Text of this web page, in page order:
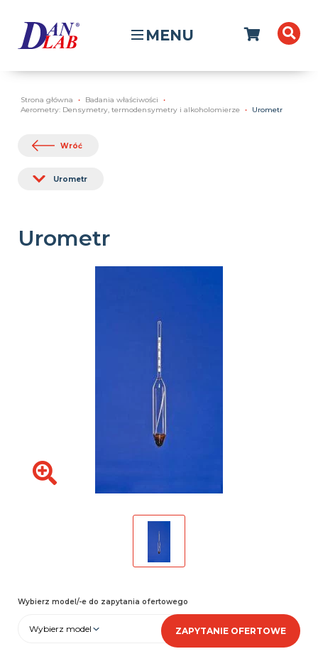
MENU
Strona główna
Badania właściwości
Aerometry: Densymetry, termodensymetry i alkoholomierze
Urometr
Wróć
Urometr
Urometr
Wybierz model/-e do zapytania ofertowego
Wybierz model ZAPYTANIE OFERTOWE